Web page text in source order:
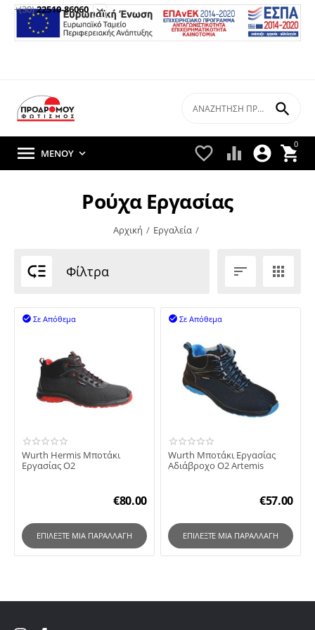
+(30)22510-86060 
0


 

 ΜΕΝΟΎ 
Ρούχα Εργασίας
Αρχική / Εργαλεία /
 Φίλτρα  
Σε Απόθεμα

Wurth Hermis Μποτάκι
Εργασίας O2
€80.00
ΕΠΙΛΈΞΤΕ ΜΙΑ ΠΑΡΑΛΛΑΓΉ
Σε Απόθεμα

Wurth Μποτάκι Εργασίας
Αδιάβροχο O2 Artemis
€57.00
ΕΠΙΛΈΞΤΕ ΜΙΑ ΠΑΡΑΛΛΑΓΉ